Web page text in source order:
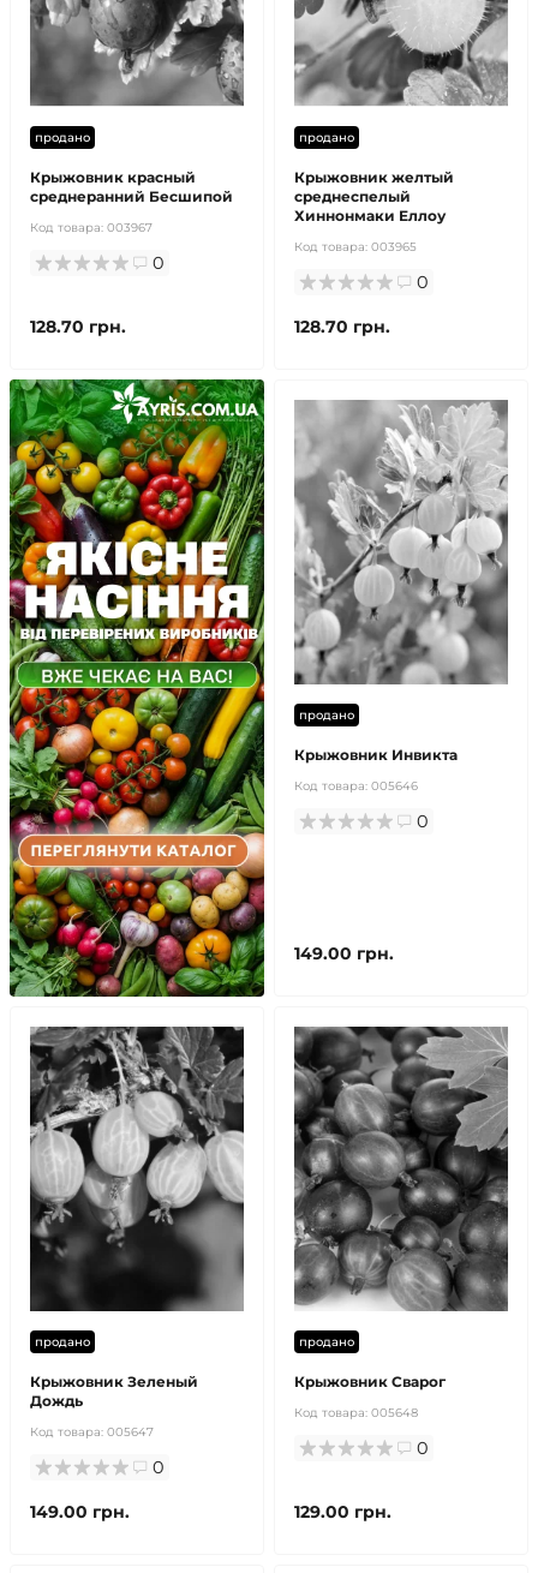
продано
Крыжовник красный
среднеранний Бесшипой
Код товара: 003967
0
128.70 грн.
продано
Крыжовник желтый
среднеспелый
Хиннонмаки Еллоу
Код товара: 003965
0
128.70 грн.
продано
Крыжовник Инвикта
Код товара: 005646
0
149.00 грн.
продано
Крыжовник Зеленый
Дождь
Код товара: 005647
0
149.00 грн.
продано
Крыжовник Сварог
Код товара: 005648
0
129.00 грн.